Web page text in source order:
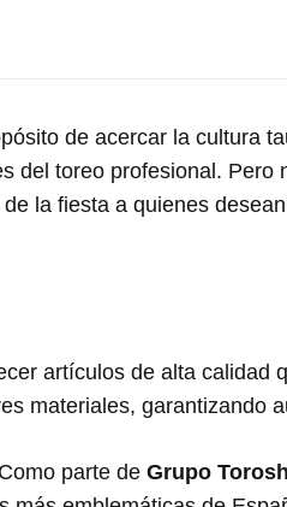
de acercar la cultura
toreo profesional.
la fiesta a quienes
artículos de alta calidad
materiales, garantizando
parte de Grupo